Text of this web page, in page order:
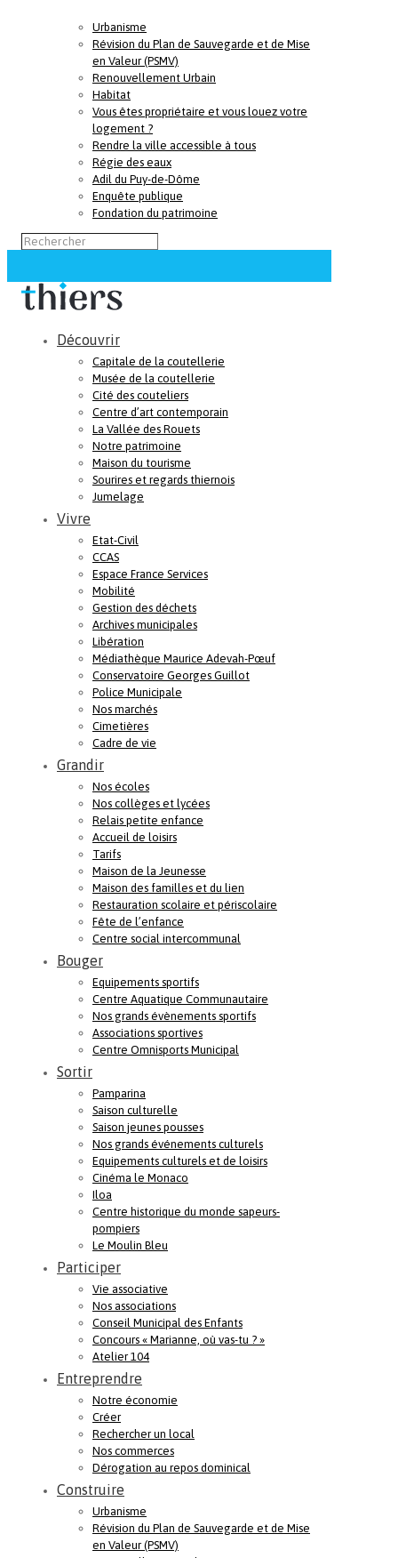
Urbanisme
Révision du Plan de Sauvegarde et de Mise
en Valeur (PSMV)
Renouvellement Urbain
Habitat
Vous êtes propriétaire et vous louez votre
logement ?
Rendre la ville accessible à tous
Régie des eaux
Adil du Puy-de-Dôme
Enquête publique
Fondation du patrimoine
Découvrir
Capitale de la coutellerie
Musée de la coutellerie
Cité des couteliers
Centre d’art contemporain
La Vallée des Rouets
Notre patrimoine
Maison du tourisme
Sourires et regards thiernois
Jumelage
Vivre
Etat-Civil
CCAS
Espace France Services
Mobilité
Gestion des déchets
Archives municipales
Libération
Médiathèque Maurice Adevah-Pœuf
Conservatoire Georges Guillot
Police Municipale
Nos marchés
Cimetières
Cadre de vie
Grandir
Nos écoles
Nos collèges et lycées
Relais petite enfance
Accueil de loisirs
Tarifs
Maison de la Jeunesse
Maison des familles et du lien
Restauration scolaire et périscolaire
Fête de l’enfance
Centre social intercommunal
Bouger
Equipements sportifs
Centre Aquatique Communautaire
Nos grands évènements sportifs
Associations sportives
Centre Omnisports Municipal
Sortir
Pamparina
Saison culturelle
Saison jeunes pousses
Nos grands événements culturels
Equipements culturels et de loisirs
Cinéma le Monaco
Iloa
Centre historique du monde sapeurs-
pompiers
Le Moulin Bleu
Participer
Vie associative
Nos associations
Conseil Municipal des Enfants
Concours « Marianne, où vas-tu ? »
Atelier 104
Entreprendre
Notre économie
Créer
Rechercher un local
Nos commerces
Dérogation au repos dominical
Construire
Urbanisme
Révision du Plan de Sauvegarde et de Mise
en Valeur (PSMV)